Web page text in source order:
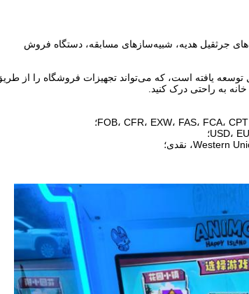
جرثقیل هدیه، شبیه‌سازهای مسابقه، دستگاه فروش
یافته است، که می‌تواند تجهیزات فروشگاه را از
به راحتی درک کنید.